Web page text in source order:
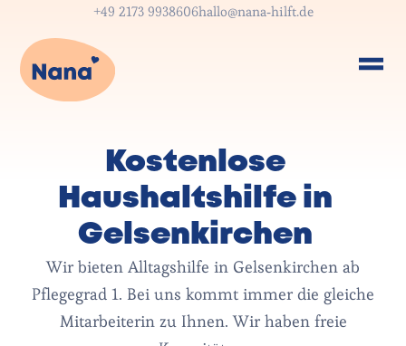
+49 2173 9938606hallo@nana-hilft.de
Kostenlose
Haushaltshilfe in
Gelsenkirchen
Wir bieten Alltagshilfe in Gelsenkirchen ab
Pflegegrad 1. Bei uns kommt immer die gleiche
Mitarbeiterin zu Ihnen. Wir haben freie